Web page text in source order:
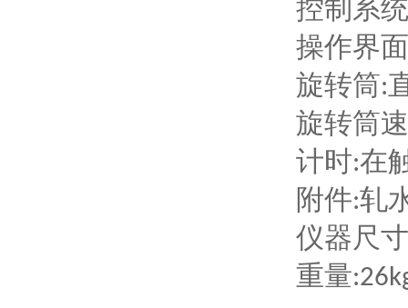
控制系
操作界
旋转筒:
旋转筒
计时:在
附件:轧
仪器尺寸
重量:26